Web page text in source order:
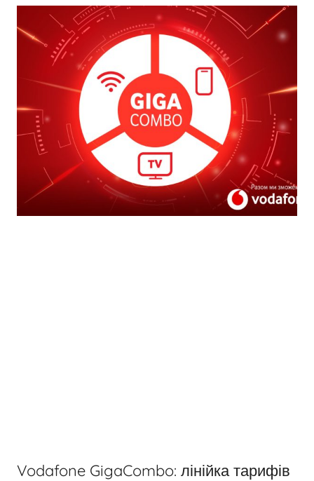
Vodafone GigaCombo: лінійка тарифів